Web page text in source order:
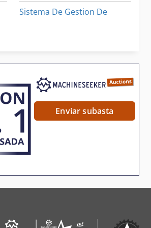
Sistema De Gestion De
Enviar subasta